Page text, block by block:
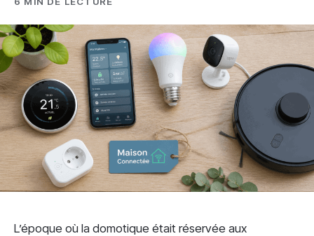
L’époque où la domotique était réservée aux